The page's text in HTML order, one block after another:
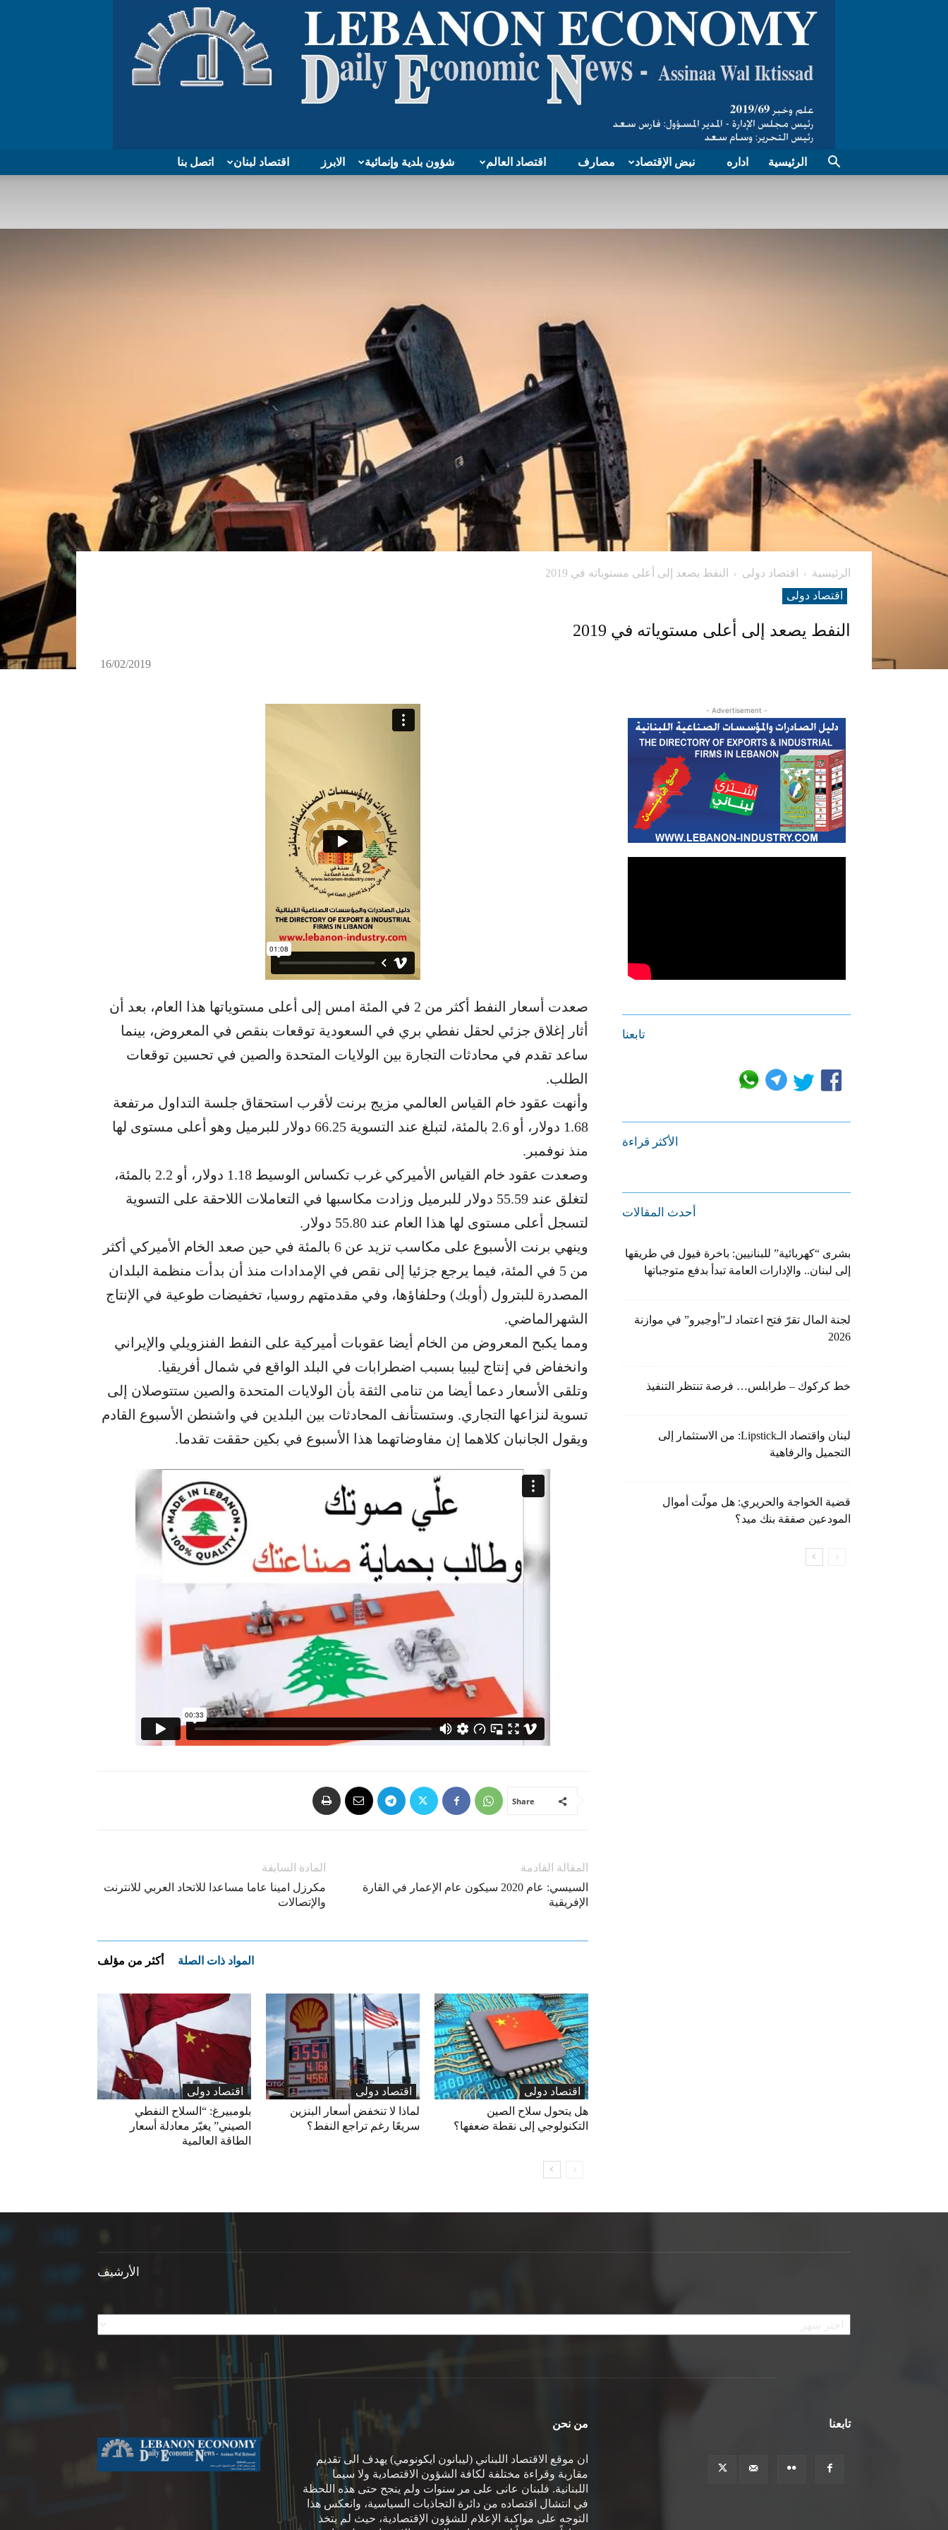
اتصل بنا اقتصاد لبنان الابرز شؤون بلدية وإنمائية اقتصاد العالم مصارف نبض الإقتصاد اداره الرئيسية
الرئيسية اقتصاد دولی
النفط يصعد إلى أعلى مستوياته في 2019
اقتصاد دولی
النفط يصعد إلى أعلى مستوياته في 2019
16/02/2019
صعدت أسعار النفط أكثر من 2 في المئة امس إلى أعلى مستوياتها هذا العام، بعد أن
أثار إغلاق جزئي لحقل نفطي بري في السعودية توقعات بنقص في المعروض، بينما
ساعد تقدم في محادثات التجارة بين الولايات المتحدة والصين في تحسين توقعات
الطلب.
وأنهت عقود خام القياس العالمي مزيج برنت لأقرب استحقاق جلسة التداول مرتفعة
1.68 دولار، أو 2.6 بالمئة، لتبلغ عند التسوية 66.25 دولار للبرميل وهو أعلى مستوى لها
منذ نوفمبر.
وصعدت عقود خام القياس الأميركي غرب تكساس الوسيط 1.18 دولار، أو 2.2 بالمئة،
لتغلق عند 55.59 دولار للبرميل وزادت مكاسبها في التعاملات اللاحقة على التسوية
لتسجل أعلى مستوى لها هذا العام عند 55.80 دولار.
وينهي برنت الأسبوع على مكاسب تزيد عن 6 بالمئة في حين صعد الخام الأميركي أكثر
من 5 في المئة، فيما يرجع جزئيا إلى نقص في الإمدادات منذ أن بدأت منظمة البلدان
المصدرة للبترول (أوبك) وحلفاؤها، وفي مقدمتهم روسيا، تخفيضات طوعية في الإنتاج
الشهرالماضي.
ومما يكبح المعروض من الخام أيضا عقوبات أميركية على النفط الفنزويلي والإيراني
وانخفاض في إنتاج ليبيا بسبب اضطرابات في البلد الواقع في شمال أفريقيا.
وتلقى الأسعار دعما أيضا من تنامى الثقة بأن الولايات المتحدة والصين ستتوصلان إلى
تسوية لنزاعها التجاري. وستستأنف المحادثات بين البلدين في واشنطن الأسبوع القادم
ويقول الجانبان كلاهما إن مفاوضاتهما هذا الأسبوع في بكين حققت تقدما.
Share
المادة السابقة
مكرزل امينا عاما مساعدا للاتحاد العربي للانترنت
والإتصالات
المقالة القادمة
السيسي: عام 2020 سيكون عام الإعمار في القارة
الإفريقية
المواد ذات الصلة أكثر من مؤلف
اقتصاد دولی
بلومبيرغ: “السلاح النفطي
الصيني” يغيّر معادلة أسعار
الطاقة العالمية
اقتصاد دولی
لماذا لا تنخفض أسعار البنزين
سريعًا رغم تراجع النفط؟
اقتصاد دولی
هل يتحول سلاح الصين
التكنولوجي إلى نقطة ضعفها؟
- Advertisement -
تابعنا
الأكثر قراءة
أحدث المقالات
بشرى “كهربائية” للبنانيين: باخرة فيول في طريقها
إلى لبنان.. والإدارات العامة تبدأ بدفع متوجباتها
لجنة المال تقرّ فتح اعتماد لـ”أوجيرو” في موازنة
2026
خط كركوك – طرابلس… فرصة تنتظر التنفيذ
لبنان واقتصاد الـLipstick: من الاستثمار إلى
التجميل والرفاهية
قضية الخواجة والحريري: هل مولّت أموال
المودعين صفقة بنك ميد؟
الأرشيف
الأرشيف
من نحن
ان موقع الاقتصاد اللبناني (ليبانون ايكونومي) يهدف الى تقديم
مقاربة وقراءة مختلفة لكافة الشؤون الاقتصادية ولا سيما
اللبنانية. فلبنان عانى على مر سنوات ولم ينجح حتى هذه اللحظة
في انتشال اقتصاده من دائرة التجاذبات السياسية، وانعكس هذا
التوجه على مواكبة الإعلام للشؤون الإقتصادية، حيث لم يتخذ
تابعنا